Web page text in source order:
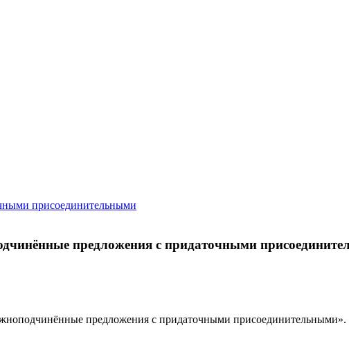
присоединительными
предложения с придаточными
предложения с придаточными